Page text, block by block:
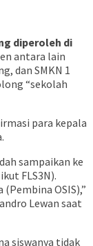
diperoleh di
antara lain
dan SMKN 1
“sekolah
para kepala
sampaikan ke
FLS3N).
OSIS),”
Lewan saat
siswanya tidak